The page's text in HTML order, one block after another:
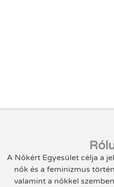
A Nőkért Egyesület célja a
nők és a feminizmus
valamint a nőkkel